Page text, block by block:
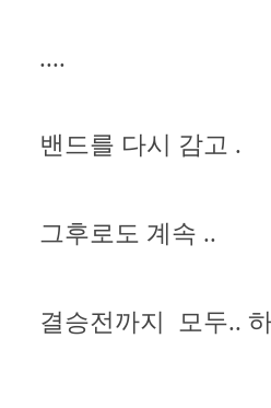
....
밴드를 다시 감고 .
그후로도 계속 ..
결승전까지 모두..